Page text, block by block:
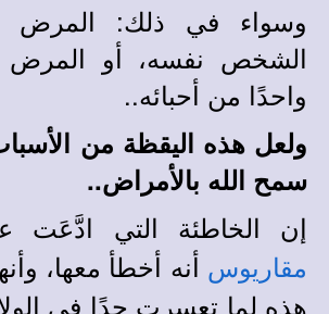
وسواء في ذلك: المرض
الشخص نفسه، أو
واحدًا من أحبائه..
ولعل هذه اليقظة من
سمح الله بالأمراض..
إن الخاطئة التي ادَّعَت
مقاريوس أنه أخطأ معها،
هذه لما تعسرت جدًا في